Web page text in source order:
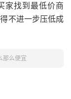
家找到最低价商
不进一步压低成
那么便宜